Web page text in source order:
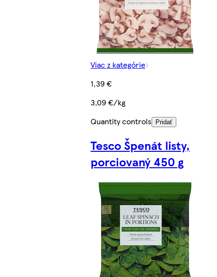
Viac z kategórie
1,39 €
3,09 €/kg
Quantity controls
Pridať
Tesco Špenát listy,
porciovaný 450 g